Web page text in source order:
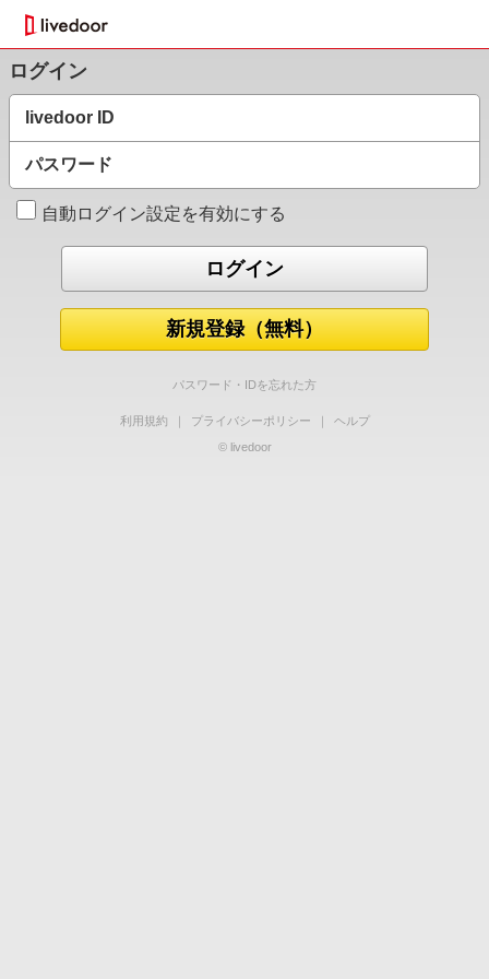
ログイン
livedoor ID
パスワード
自動ログイン設定を有効にする
新規登録（無料）
パスワード・IDを忘れた方
利用規約 ｜ プライバシーポリシー ｜
ヘルプ
© livedoor